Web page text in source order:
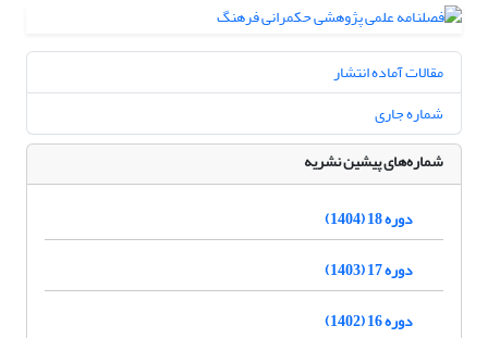
مقالات آماده انتشار
شماره جاری
شماره‌های پیشین نشریه
دوره 18 (1404)
دوره 17 (1403)
دوره 16 (1402)